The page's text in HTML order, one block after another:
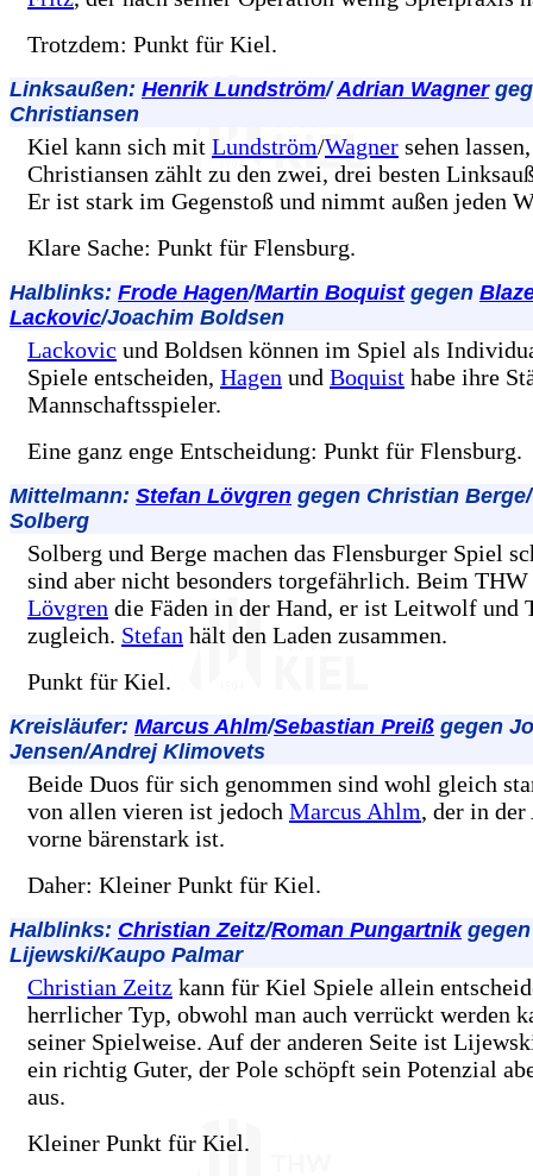
Trotzdem: Punkt für Kiel.
Linksaußen: Henrik Lundström/Adrian Wagner
Christiansen
Kiel kann sich mit Lundström/Wagner sehen
Christiansen zählt zu den zwei, drei besten
Er ist stark im Gegenstoß und nimmt außen jeden
Klare Sache: Punkt für Flensburg.
Halblinks: Frode Hagen/Martin Boquistgegen
Lackovic/Joachim Boldsen
Lackovic und Boldsen können im Spiel als
Spiele entscheiden, Hagen und Boquist habe ihre
Mannschaftsspieler.
Eine ganz enge Entscheidung: Punkt für Flensburg.
Mittelmann: Stefan Lövgren gegen Christian
Solberg
Solberg und Berge machen das Flensburger Spiel
sind aber nicht besonders torgefährlich. Beim
Lövgren die Fäden in der Hand, er ist Leitwolf und
zugleich. Stefan hält den Laden zusammen.
Punkt für Kiel.
Kreisläufer: Marcus Ahlm/Sebastian Preiß gegen
Jensen/Andrej Klimovets
Beide Duos für sich genommen sind wohl gleich
von allen vieren ist jedoch Marcus Ahlm, der in der
vorne bärenstark ist.
Daher: Kleiner Punkt für Kiel.
Halblinks: Christian Zeitz/Roman Pungartnikgegen
Lijewski/Kaupo Palmar
Christian Zeitz kann für Kiel Spiele allein
herrlicher Typ, obwohl man auch verrückt werden
seiner Spielweise. Auf der anderen Seite ist
ein richtig Guter, der Pole schöpft sein Potenzial
aus.
Kleiner Punkt für Kiel.